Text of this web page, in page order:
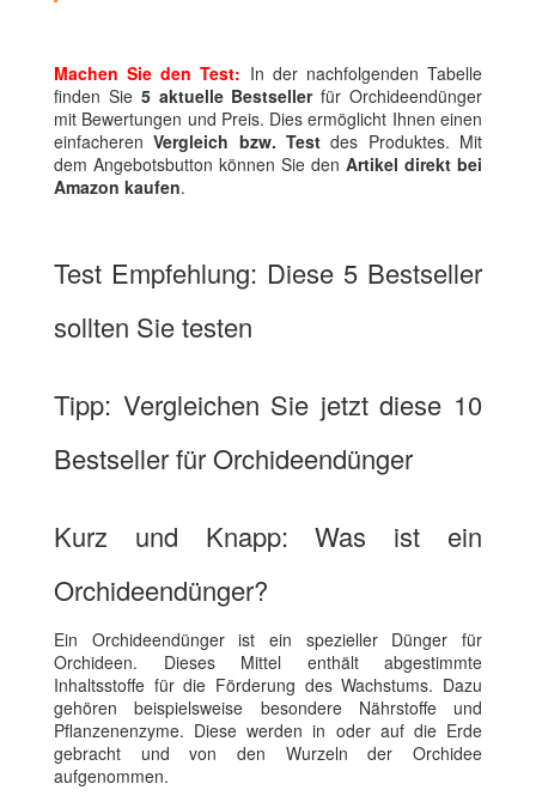
Machen Sie den Test: In der nachfolgenden Tabelle
finden Sie5 aktuelle Bestsellerfür Orchideendünger
mit Bewertungen und Preis. Dies ermöglicht Ihnen einen
einfacherenVergleich bzw. Test des Produktes. Mit
dem Angebotsbutton können Sie den Artikel direkt bei
Amazon kaufen.
Test Empfehlung: Diese 5 Bestseller
sollten Sie testen
Tipp: Vergleichen Sie jetzt diese 10
Bestseller für Orchideendünger
Kurz und Knapp: Was ist ein
Orchideendünger?
Ein Orchideendünger ist ein spezieller Dünger für
Orchideen. Dieses Mittel enthält abgestimmte
Inhaltsstoffe für die Förderung des Wachstums. Dazu
gehören beispielsweise besondere Nährstoffe und
Pflanzenenzyme. Diese werden in oder auf die Erde
gebracht und von den Wurzeln der Orchidee
aufgenommen.